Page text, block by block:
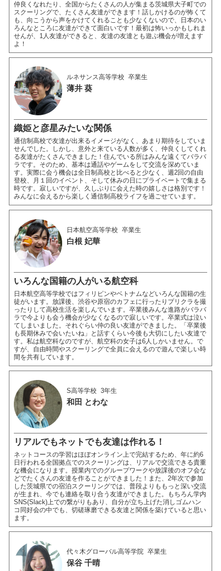
仲良くなれたり、全国からたくさんの人が集まる茨城県大子町での
スクーリングで、たくさん友達ができます！話しかけるのが怖くて
も、向こうから声をかけてくれることも少なくないので、日本のい
ろんなところに友達ができて面白いです！最初は怖いっかもしれま
せんが、1人友達ができると、友達の友達とも遊ぶ機会が増えます
よ！
ルネサンス高等学校 卒業生
薄井 葵
織姫と彦星みたいな関係
通信制高校で友達が出来るイメージがなく、あまり期待をしていま
せんでした。しかし、意外と来ている人数が多く、仲良くしてくれ
る友達がたくさんできました！住んでいる所はみんな遠くてバラバ
ラです。そのため、基本は通話やゲームをして交流を深めていま
す。実際に会う機会は全日制高校と比べると少なく、週2回の自由
登校、月１回のイベント、そして休みの日にプライベートで集まる
時です。寂しいですが、久しぶりに会えた時の嬉しさは格別です！
みんなに会えるから楽しく通信制高校ライフを過ごせています。
日本航空高等学校 卒業生
白根 妃華
いろんな国籍の人がいる航空科
日本航空高等学校ではフィリピンやベトナムなどいろんな国籍の生
徒がいます。放課後、渋谷や原宿のカフェに行ったりプリクラを撮
ったりして高校生活を楽しんでいます。卒業後みんな進路がバラバ
ラで今よりも会う機会が少なくなるので寂しいです。卒業式は泣い
てしまいました。それぐらい仲の良い友達ができました。「卒業後
も長期休みで会いたいね」と話すくらい今後も大切にしたい友達で
す。私は航空科なのですが、航空科の女子は6人しかいません。で
すが、自由時間やスクーリングで全員に会えるので遊んで楽しい時
間を共有しています。
S高等学校 3年生
和田 とわな
リアルでもネットでも友達は作れる！
ネットコースの学習はほぼオンライン上で完結するため、年に約6
日行われる全国拠点でのスクーリングは、リアルで交流できる貴重
な機会になります。授業内でのグループワークや放課後のオフ会な
どでたくさんの友達を作ることができました！また、2年次で参加
した茨城県での宿泊スクーリングでは、普段よりももっと深い交流
が生まれ、今でも連絡を取り合う友達ができました。もちろん学内
SNS(Slack)上での繋がりもあり、自分が立ち上げた消しゴムハン
コ同好会の中でも、切磋琢磨できる友達と関係を築けていると思い
ます。
代々木グローバル高等学院 卒業生
保谷 千晴